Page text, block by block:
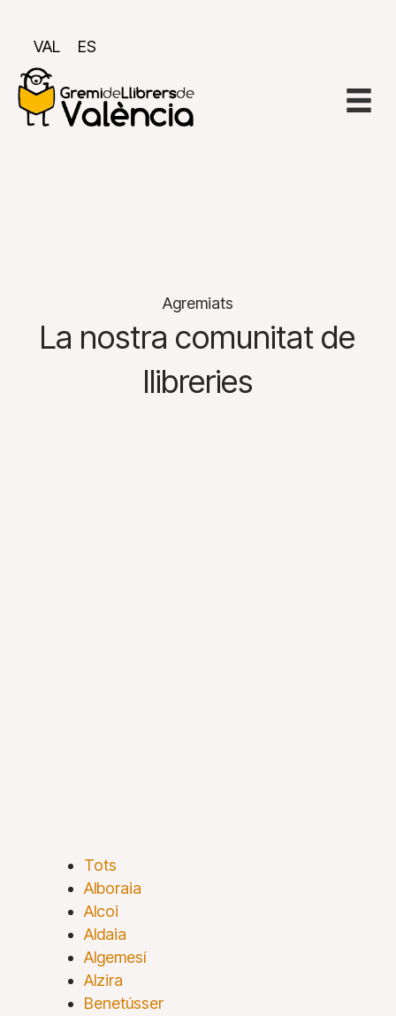
VAL ES
Agremiats
La nostra comunitat de
llibreries
Tots
Alboraia
Alcoi
Aldaia
Algemesí
Alzira
Benetússer